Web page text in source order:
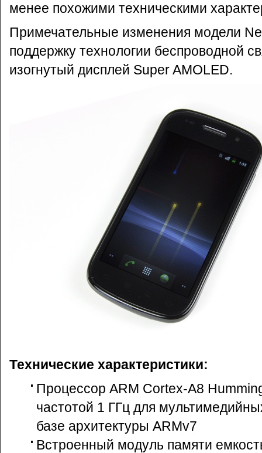
менее похожими техническими
Примечательные изменения модели
поддержку технологии беспроводной
изогнутый дисплей Super AMOLED.
Технические характеристики:
Процессор ARM Cortex-A8
частотой 1 ГГц для
базе архитектуры ARMv7
Встроенный модуль памяти